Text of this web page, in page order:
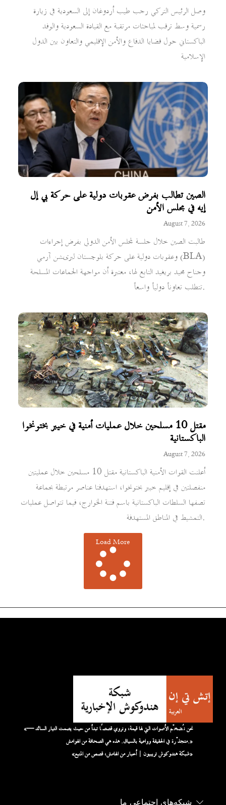
وصل الرئيس التركي رجب طيب أردوغان إلى السعودية في زيارة
رسمية وسط ترقب لمباحثات مرتقبة مع القيادة السعودية والوفد
الباكستاني حول قضايا الدفاع والأمن الإقليمي والتعاون بين الدول
الإسلامية
الصين تطالب بفرض عقوبات دولية على حركة بي إل
إيه في مجلس الأمن
August 7, 2026
طالبت الصين خلال جلسة لمجلس الأمن الدولي بفرض إجراءات
وعقوبات دولية على حركة بلوچستان لبریشن آرمي (BLA)
وجناح مجيد بريغيد التابع لها، معتبرة أن مواجهة الجماعات المسلحة
تتطلب تعاوناً دولياً واسعاً.
مقتل 10 مسلحين خلال عمليات أمنية في خيبر بختونخوا
الباكستانية
August 7, 2026
أعلنت القوات الأمنية الباكستانية مقتل 10 مسلحين خلال عمليتين
منفصلتين في إقليم خيبر بختونخوا، استهدفتا عناصر مرتبطة بجماعة
تصفها السلطات الباكستانية باسم فتنة الخوارج، فيما تتواصل عمليات
التمشيط في المناطق المستهدفة.
Load More
شبکه‌های اجتماعی ما
«نحن نُضخّم الأصوات التي لها قيمة، ونروي قصصًا تبدأ من حيث يصمت التيار السائد —
متجذّرة في الحقيقة وواعية بالسياق. هذه هي الصحافة من الهوامش.»
«شبكة هندوكوش تريبيون | أخبار من الهامش، قصص من المنبع»